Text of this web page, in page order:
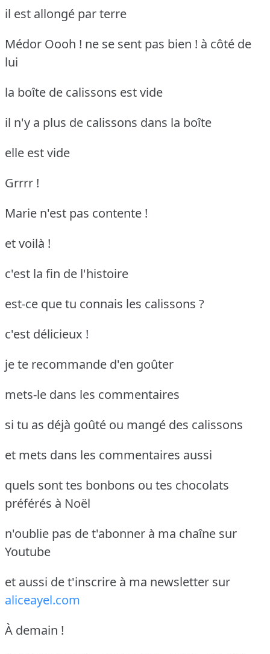
il est allongé par terre
Médor Oooh ! ne se sent pas bien ! à côté de
lui
la boîte de calissons est vide
il n'y a plus de calissons dans la boîte
elle est vide
Grrrr !
Marie n'est pas contente !
et voilà !
c'est la fin de l'histoire
est-ce que tu connais les calissons ?
c'est délicieux !
je te recommande d'en goûter
mets-le dans les commentaires
si tu as déjà goûté ou mangé des calissons
et mets dans les commentaires aussi
quels sont tes bonbons ou tes chocolats
préférés à Noël
n'oublie pas de t'abonner à ma chaîne sur
Youtube
et aussi de t'inscrire à ma newsletter sur
aliceayel.com
À demain !